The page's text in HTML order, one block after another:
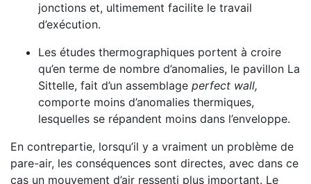
jonctions et, ultimement facilite le travail
d’exécution.
Les études thermographiques portent à croire
qu’en terme de nombre d’anomalies, le pavillon La
Sittelle, fait d’un assemblage perfect wall,
comporte moins d’anomalies thermiques,
lesquelles se répandent moins dans l’enveloppe.
En contrepartie, lorsqu’il y a vraiment un problème de
pare-air, les conséquences sont directes, avec dans ce
cas un mouvement d’air ressenti plus important. Le